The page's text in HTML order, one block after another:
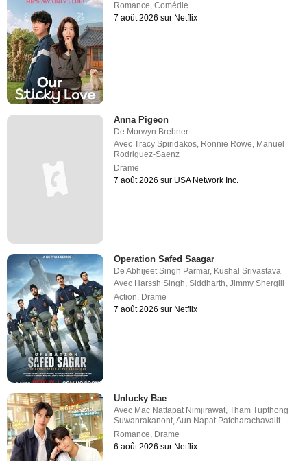
Romance,Comédie
7 août 2026 sur Netflix
Anna Pigeon
De Morwyn Brebner
AvecTracy Spiridakos Ronnie Rowe Manuel
Rodriguez-Saenz
Drame
7 août 2026 sur USA Network Inc.
Operation Safed Saagar
DeAbhijeet Singh Parmar, Kushal Srivastava
Avec Harssh Singh,Siddharth,Jimmy Shergill
Action, Drame
7 août 2026 sur Netflix
Unlucky Bae
Avec Mac Nattapat Nimjirawat,Tham Tupthong
Suwanrakanont,Aun Napat Patcharachavalit
Romance, Drame
6 août 2026 sur Netflix